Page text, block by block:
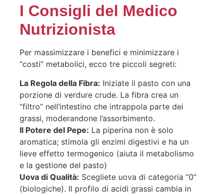
I Consigli del Medico
Nutrizionista
Per massimizzare i benefici e minimizzare i
“costi” metabolici, ecco tre piccoli segreti:
La Regola della Fibra: Iniziate il pasto con una
porzione di verdure crude. La fibra crea un
“filtro” nell’intestino che intrappola parte dei
grassi, moderandone l’assorbimento.
Il Potere del Pepe: La piperina non è solo
aromatica; stimola gli enzimi digestivi e ha un
lieve effetto termogenico (aiuta il metabolismo
e la gestione del pasto)
Uova di Qualità: Scegliete uova di categoria “0”
(biologiche). Il profilo di acidi grassi cambia in